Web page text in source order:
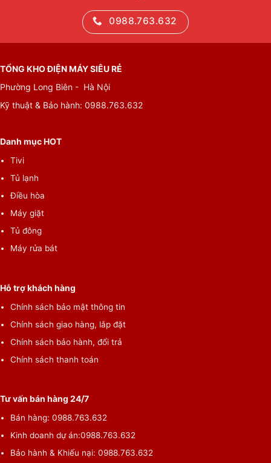
0988.763.632
TỔNG KHO ĐIỆN MÁY SIÊU RẺ
Phường Long Biên - Hà Nội
Kỹ thuật & Bảo hành: 0988.763.632
Danh mục HOT
Tivi
Tủ lạnh
Điều hòa
Máy giặt
Tủ đông
Máy rửa bát
Hỗ trợ khách hàng
Chính sách bảo mật thông tin
Chính sách giao hàng, lắp đặt
Chính sách bảo hành, đổi trả
Chính sách thanh toán
Tư vấn bán hàng 24/7
Bán hàng:0988.763.632
Kinh doanh dự án:0988.763.632
Bảo hành & Khiếu nại:0988.763.632